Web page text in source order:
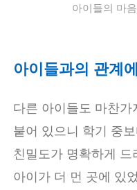
아이들의 마
아이들과의 관계
다른 아이들도 마찬
붙어 있으니 학기 중
친밀도가 명확하게
아이가 더 먼 곳에 있